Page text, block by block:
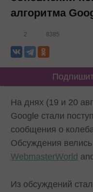
алгоритма
2 8385
На днях (19 и 20
Google стали
сообщения о
Обсуждения
WebmasterWorld and
Из обсуждений